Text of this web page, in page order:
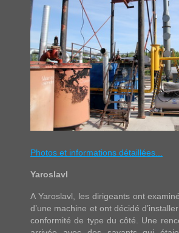
Photos et informations détaillées...
Yaroslavl
A Yaroslavl, les dirigeants ont
d’une machine et ont décidé
conformité de type du côté. Une